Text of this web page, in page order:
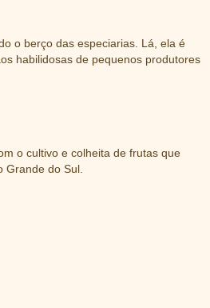
o berço das especiarias. Lá, ela é
habilidosas de pequenos produtores
o cultivo e colheita de frutas que
do Sul.